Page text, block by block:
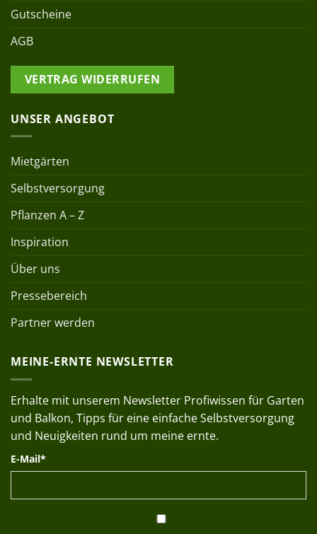
Gutscheine
AGB
VERTRAG WIDERRUFEN
UNSER ANGEBOT
Mietgärten
Selbstversorgung
Pflanzen A – Z
Inspiration
Über uns
Pressebereich
Partner werden
MEINE-ERNTE NEWSLETTER
Erhalte mit unserem Newsletter Profiwissen für Garten
und Balkon, Tipps für eine einfache Selbstversorgung
und Neuigkeiten rund um meine ernte.
E-Mail*